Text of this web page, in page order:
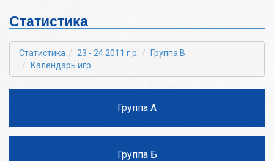
Статистика
Статистика 23 - 24 2011 г.р.
Группа В
Календарь игр
Группа А
Группа Б